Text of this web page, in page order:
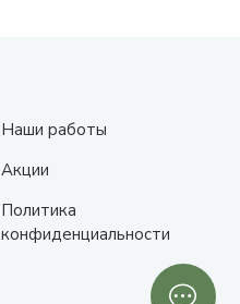
Наши работы
Акции
Политика
конфиденциальности